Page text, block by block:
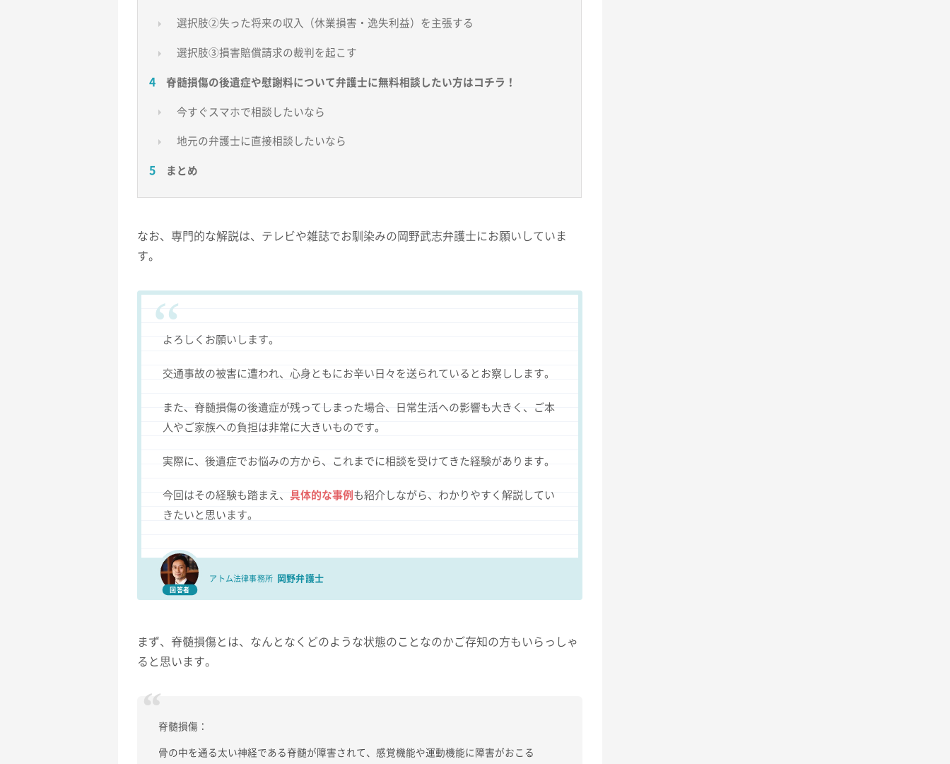
選択肢②失った将来の収入（休業損害・逸失利益）を主張する
選択肢③損害賠償請求の裁判を起こす
脊髄損傷の後遺症や慰謝料について弁護士に無料相談したい方はコチラ！
今すぐスマホで相談したいなら
地元の弁護士に直接相談したいなら
まとめ
なお、専門的な解説は、テレビや雑誌でお馴染みの岡野武志弁護士にお願いしていま
す。
回答者
アトム法律事務所 岡野弁護士
よろしくお願いします。
交通事故の被害に遭われ、心身ともにお辛い日々を送られているとお察しします。
また、脊髄損傷の後遺症が残ってしまった場合、日常生活への影響も大きく、ご本
人やご家族への負担は非常に大きいものです。
実際に、後遺症でお悩みの方から、これまでに相談を受けてきた経験があります。
今回はその経験も踏まえ、具体的な事例 も紹介しながら、わかりやすく解説してい
きたいと思います。
まず、脊髄損傷とは、なんとなくどのような状態のことなのかご存知の方もいらっしゃ
ると思います。
脊髄損傷：
骨の中を通る太い神経である脊髄が障害されて、感覚機能や運動機能に障害がおこる